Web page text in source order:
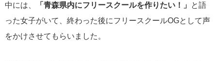
中には、 「青森県内にフリースクールを作りたい！」
と語
った女子がいて、終わった後にフリースクールOGとして声
をかけさせてもらいました。